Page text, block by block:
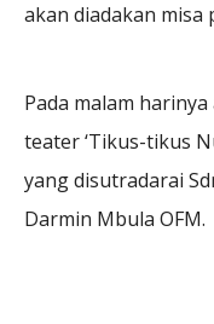
akan diadakan misa
Pada malam
teater ‘Tikus-tikus
yang disutradarai
Darmin Mbula OFM.